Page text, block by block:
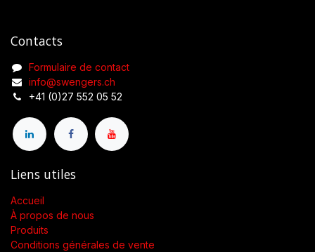
Contacts
Formulaire de contact
info@swengers.ch
+41 (0)27 552 05 52
Liens utiles
Accueil
À propos de nous
Produits
Conditions générales de vente